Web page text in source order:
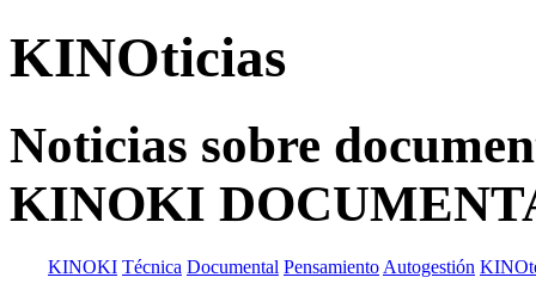
KINOticias
Noticias sobre
KINOKI
KINOKI Técnica Documental Pensamiento Autogestión